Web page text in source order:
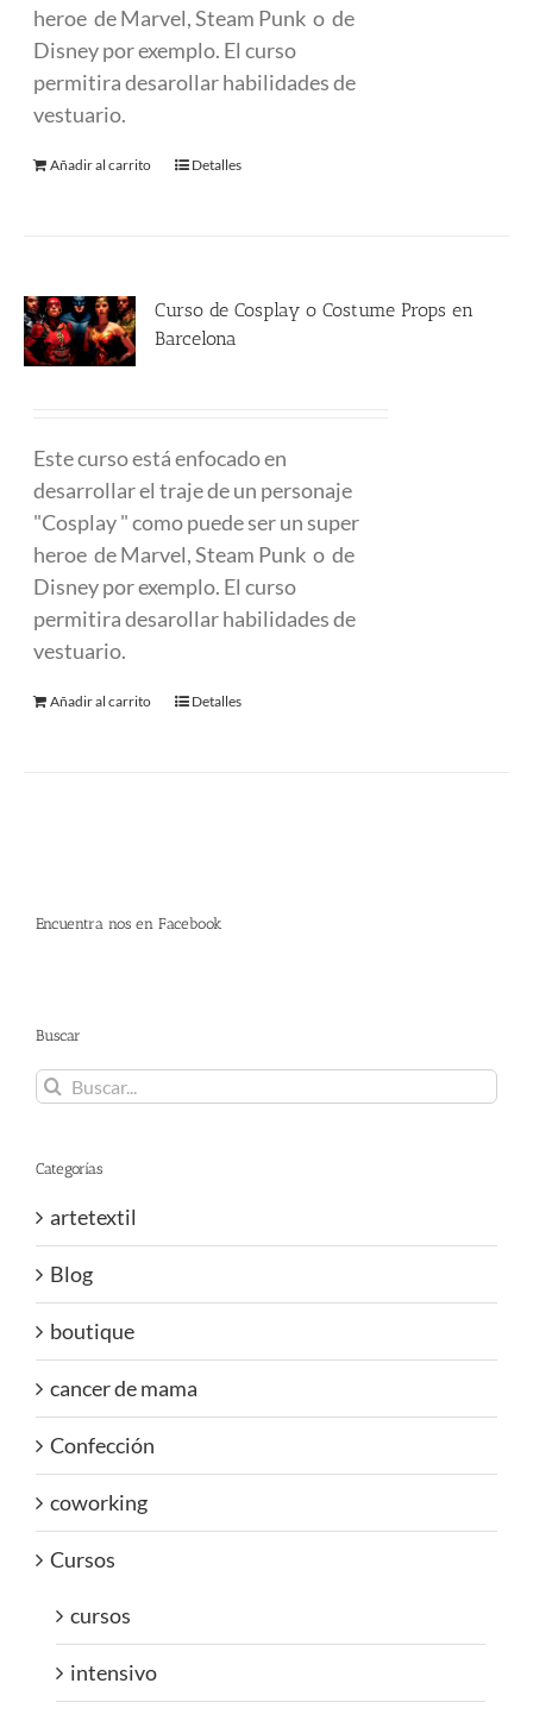
heroe de Marvel, Steam Punk o de
Disney por exemplo. El curso
permitira desarollar habilidades de
vestuario.
Añadir al carrito Detalles
Curso de Cosplay o Costume Props en
Barcelona
Este curso está enfocado en
desarrollar el traje de un personaje
"Cosplay " como puede ser un super
heroe de Marvel, Steam Punk o de
Disney por exemplo. El curso
permitira desarollar habilidades de
vestuario.
Añadir al carrito Detalles
Encuentra nos en Facebook
Buscar
Buscar:
Categorías
artetextil
Blog
boutique
cancer de mama
Confección
coworking
Cursos
cursos
intensivo